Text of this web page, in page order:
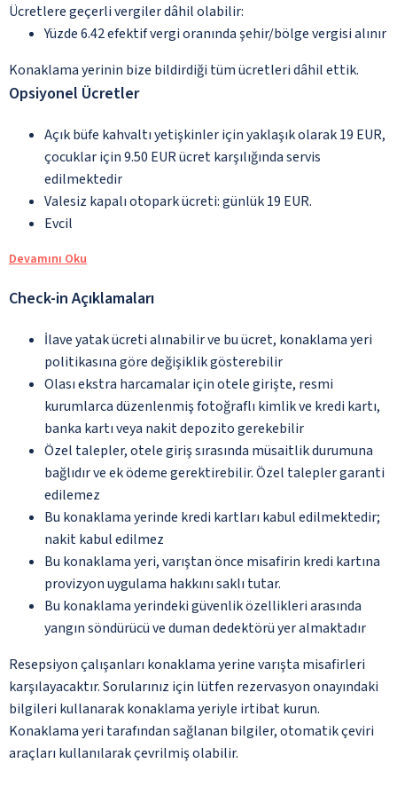
Ücretlere geçerli vergiler dâhil olabilir:
Yüzde 6.42 efektif vergi oranında şehir/bölge vergisi alınır
Konaklama yerinin bize bildirdiği tüm ücretleri dâhil ettik.
Opsiyonel Ücretler
Açık büfe kahvaltı yetişkinler için yaklaşık olarak 19 EUR,
çocuklar için 9.50 EUR ücret karşılığında servis
edilmektedir
Valesiz kapalı otopark ücreti: günlük 19 EUR.
Evcil
Devamını Oku
Check-in Açıklamaları
İlave yatak ücreti alınabilir ve bu ücret, konaklama yeri
politikasına göre değişiklik gösterebilir
Olası ekstra harcamalar için otele girişte, resmi
kurumlarca düzenlenmiş fotoğraflı kimlik ve kredi kartı,
banka kartı veya nakit depozito gerekebilir
Özel talepler, otele giriş sırasında müsaitlik durumuna
bağlıdır ve ek ödeme gerektirebilir. Özel talepler garanti
edilemez
Bu konaklama yerinde kredi kartları kabul edilmektedir;
nakit kabul edilmez
Bu konaklama yeri, varıştan önce misafirin kredi kartına
provizyon uygulama hakkını saklı tutar.
Bu konaklama yerindeki güvenlik özellikleri arasında
yangın söndürücü ve duman dedektörü yer almaktadır
Resepsiyon çalışanları konaklama yerine varışta misafirleri
karşılayacaktır. Sorularınız için lütfen rezervasyon onayındaki
bilgileri kullanarak konaklama yeriyle irtibat kurun.
Konaklama yeri tarafından sağlanan bilgiler, otomatik çeviri
araçları kullanılarak çevrilmiş olabilir.